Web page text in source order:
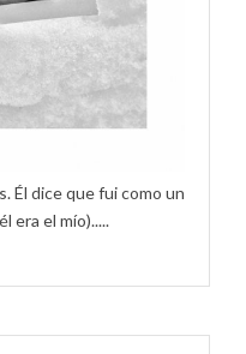
Él dice que fui como un
era el mío).....